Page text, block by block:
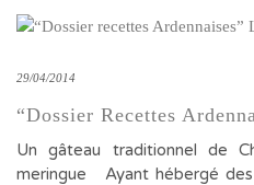
29/04/2014
“Dossier Recettes
Un gâteau traditionnel de
meringue Ayant hébergé des